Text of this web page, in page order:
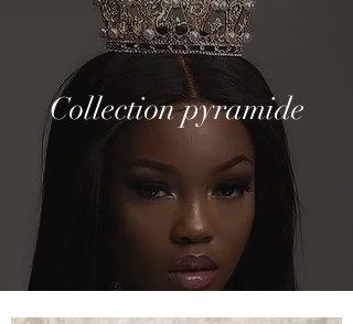
Collection pyramide